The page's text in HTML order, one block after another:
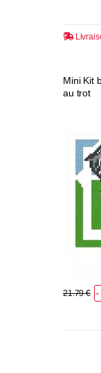
Mini Kit
au trot
21.79 € -